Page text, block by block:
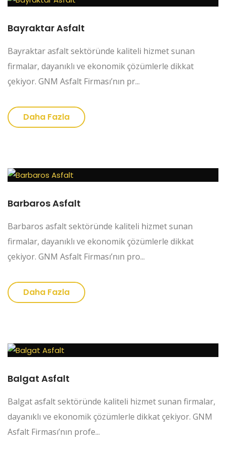
Bayraktar Asfalt
Bayraktar asfalt sektöründe kaliteli hizmet sunan
firmalar, dayanıklı ve ekonomik çözümlerle dikkat
çekiyor. GNM Asfalt Firması’nın pr...
Daha Fazla
Barbaros Asfalt
Barbaros asfalt sektöründe kaliteli hizmet sunan
firmalar, dayanıklı ve ekonomik çözümlerle dikkat
çekiyor. GNM Asfalt Firması’nın pro...
Daha Fazla
Balgat Asfalt
Balgat asfalt sektöründe kaliteli hizmet sunan firmalar,
dayanıklı ve ekonomik çözümlerle dikkat çekiyor. GNM
Asfalt Firması’nın profe...